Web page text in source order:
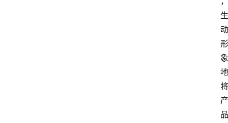
生
动
形
象
地
将
产
品